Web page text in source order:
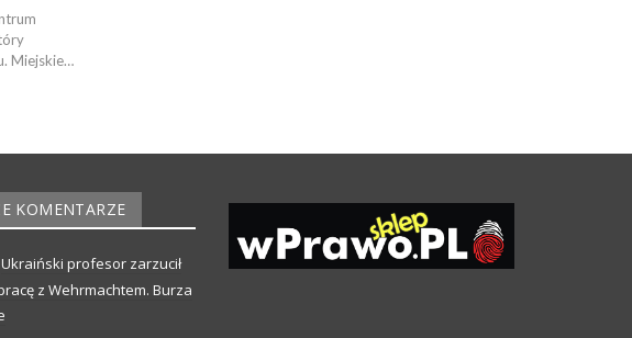
Miejskie…
KOMENTARZE
Ukraiński profesor zarzucił
z Wehrmachtem. Burza